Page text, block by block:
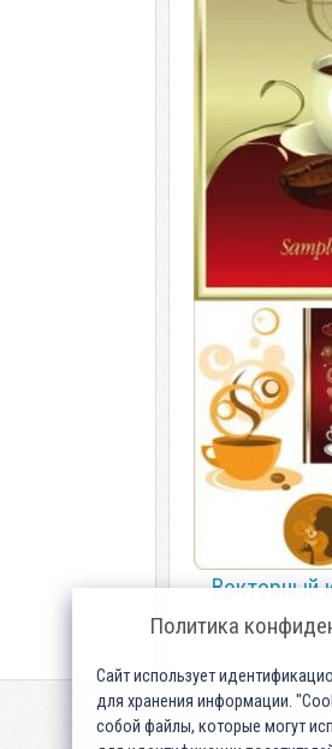
Векторный
Политика
Сайт использует
для хранения информации.
собой файлы, которые могут